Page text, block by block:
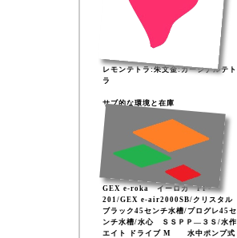
レモンテトラ:朱文金:カージナルテト
ラ
サブ的な環境と在庫
GEX e-roka イーロカ PF-
201/GEX e-air2000SB/クリスタル
ブラック45センチ水槽/プログレ45セ
ンチ水槽/水心 ＳＳＰＰ―３Ｓ/水作
エイト ドライブ M 水中ポンプ式